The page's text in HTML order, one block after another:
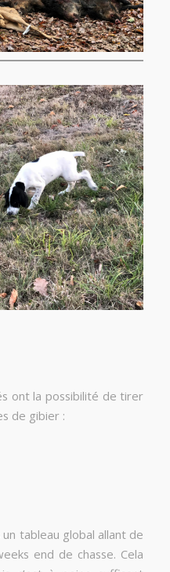
ont la possibilité de tirer
de gibier :
tableau global allant de
end de chasse. Cela